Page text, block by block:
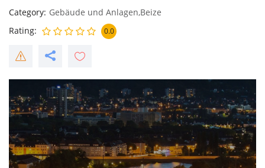
Category Gebäude und Anlagen,Beize
Rating
0.0